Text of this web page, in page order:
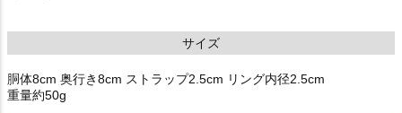
サイズ
胴体8cm 奥行き8cm ストラップ2.5cm リング内径2.5cm
重量約50g